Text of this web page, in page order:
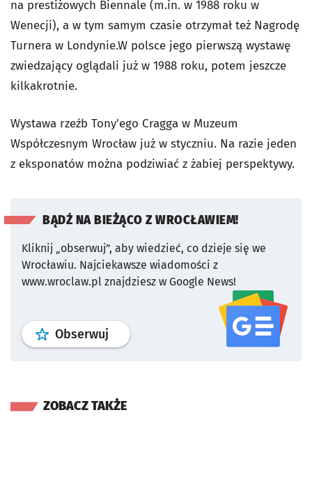
na prestiżowych Biennale (m.in. w 1988 roku w
Wenecji), a w tym samym czasie otrzymał też Nagrodę
Turnera w Londynie.W polsce jego pierwszą wystawę
zwiedzający oglądali już w 1988 roku, potem jeszcze
kilkakrotnie.
Wystawa rzeźb Tony'ego Cragga w Muzeum
Współczesnym Wrocław już w styczniu. Na razie jeden
z eksponatów można podziwiać z żabiej perspektywy.
BĄDŹ NA BIEŻĄCO Z WROCŁAWIEM!
Kliknij „obserwuj”, aby wiedzieć, co dzieje się we
Wrocławiu. Najciekawsze wiadomości z
www.wroclaw.pl znajdziesz w Google News!
Obserwuj profil serwisu
ZOBACZ TAKŻE